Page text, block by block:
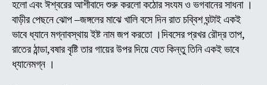
হলো এবং ঈশ্বরের আশীবাদে শুরু করলো কঠোর সংযম ও ভগবানের সাধনা ।
বাড়ীর পেছনে ঝোপ –জঙ্গলের মাঝে খালি বসে দিন রাত চব্বিশ ঘন্টাই একই
ভাবে ধ্যানে মগ্নাবস্থায় ইষ্ট নাম জপ করতো ।দিবসের প্রখর রৌদ্র তাপ,
রাতের ঠান্ডা,বষার বৃষ্টি তার গায়ের উপর দিয়ে যেত কিন্তু তিনি একই ভাবে
ধ্যানেমগ্ন ।